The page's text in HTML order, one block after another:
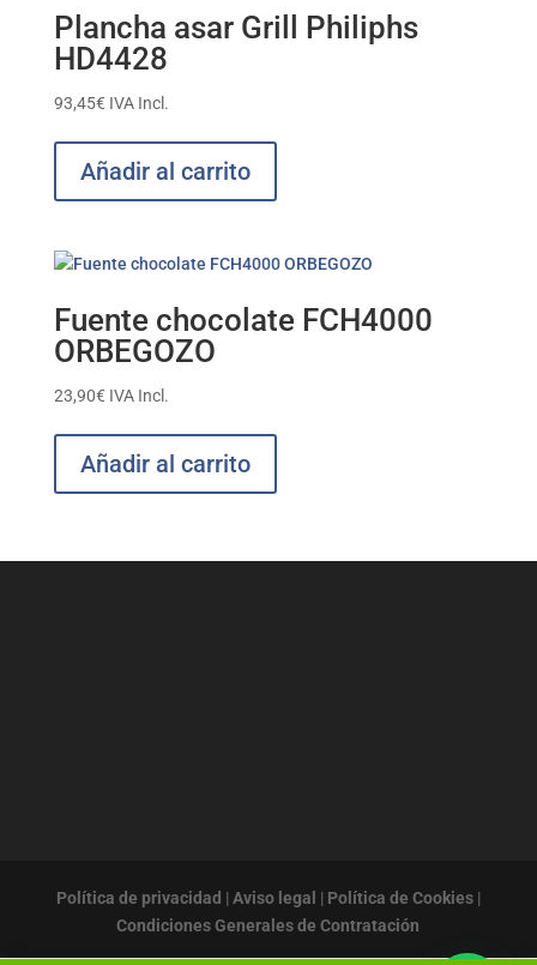
Plancha asar Grill Philiphs
HD4428
93,45€ IVA Incl.
Añadir al carrito
Fuente chocolate FCH4000
ORBEGOZO
23,90€ IVA Incl.
Añadir al carrito
Política de privacidad | Aviso legal | Política de Cookies|
Condiciones Generales de Contratación